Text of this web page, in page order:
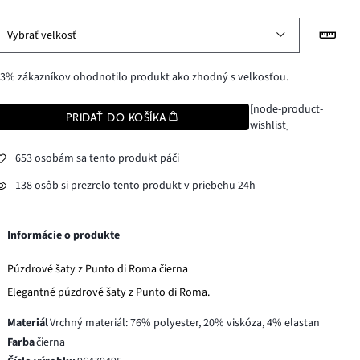
Vybrať veľkosť
zákazníkov ohodnotilo produkt ako zhodný s veľkosťou.
PRIDAŤ DO KOŠÍKA
[node-product-
wishlist]
653 osobám sa tento produkt páči
138 osôb si prezrelo tento produkt v priebehu 24h
Informácie o produkte
Púzdrové šaty z Punto di Roma čierna
Elegantné púzdrové šaty z Punto di Roma.
MateriálVrchný materiál: 76% polyester, 20% viskóza, 4% elastan
Farbačierna